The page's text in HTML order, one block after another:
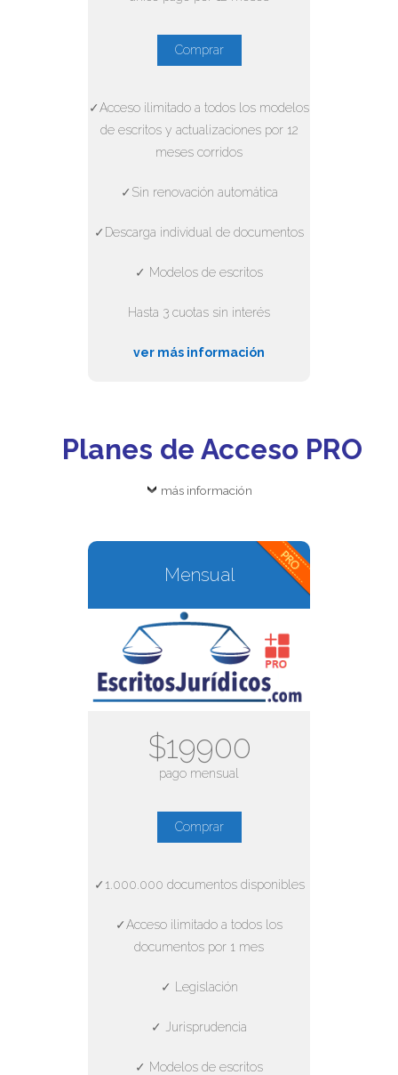
Comprar
✓Acceso ilimitado a todos los modelos
de escritos y actualizaciones por 12
meses corridos
✓Sin renovación automática
✓Descarga individual de documentos
✓ Modelos de escritos
Hasta 3 cuotas sin interés
ver más información
Planes de Acceso PRO
más información
Mensual
$19900
pago mensual
Comprar
✓1.000.000 documentos disponibles
✓Acceso ilimitado a todos los
documentos por 1 mes
✓ Legislación
✓ Jurisprudencia
✓ Modelos de escritos